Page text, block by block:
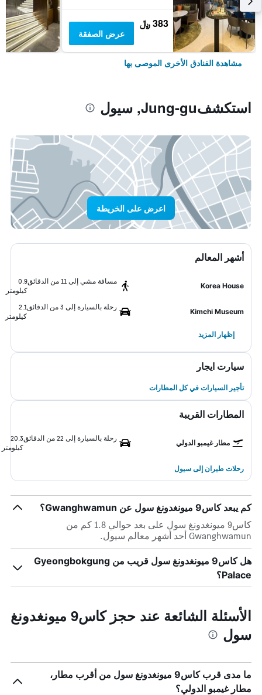
383 ﷼
عرض الصفقة
مشاهدة الفنادق الأخرى الموصى بها
استكشفJung-gu, سيول
اعرض على الخريطة
أشهر المعالم
Korea House
مسافة مشي إلى 11 من الدقائق
0.9
كيلومتر
Kimchi Museum
رحلة بالسيارة إلى 3 من الدقائق
2.1
كيلومتر
إظهار المزيد
سيارت ايجار
تأجير السيارات في كل المطارات
المطارات القريبة
مطار غيمبو الدولي
رحلة بالسيارة إلى 22 من الدقائق
20.3
كيلومتر
رحلات طيران إلى سيول
كم يبعد كاس9 ميونغدونغ سول عن Gwanghwamun؟
كاس9 ميونغدونغ سول على بعد حوالي 1.8 كم من
Gwanghwamun أحد أشهر معالم سيول.
هل كاس9 ميونغدونغ سول قريب من Gyeongbokgung
Palace؟
الأسئلة الشائعة عند حجز كاس9 ميونغدونغ
سول
ما مدى قرب كاس9 ميونغدونغ سول من أقرب مطار،
مطار غيمبو الدولي؟